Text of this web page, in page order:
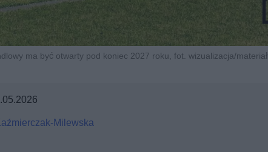
ma być otwarty pod koniec 2027 roku, fot. wizualizacja/
Milewska